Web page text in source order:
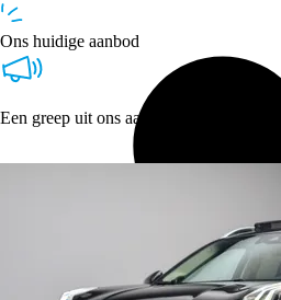
Ons huidige aanbod
Een greep uit ons aanbod